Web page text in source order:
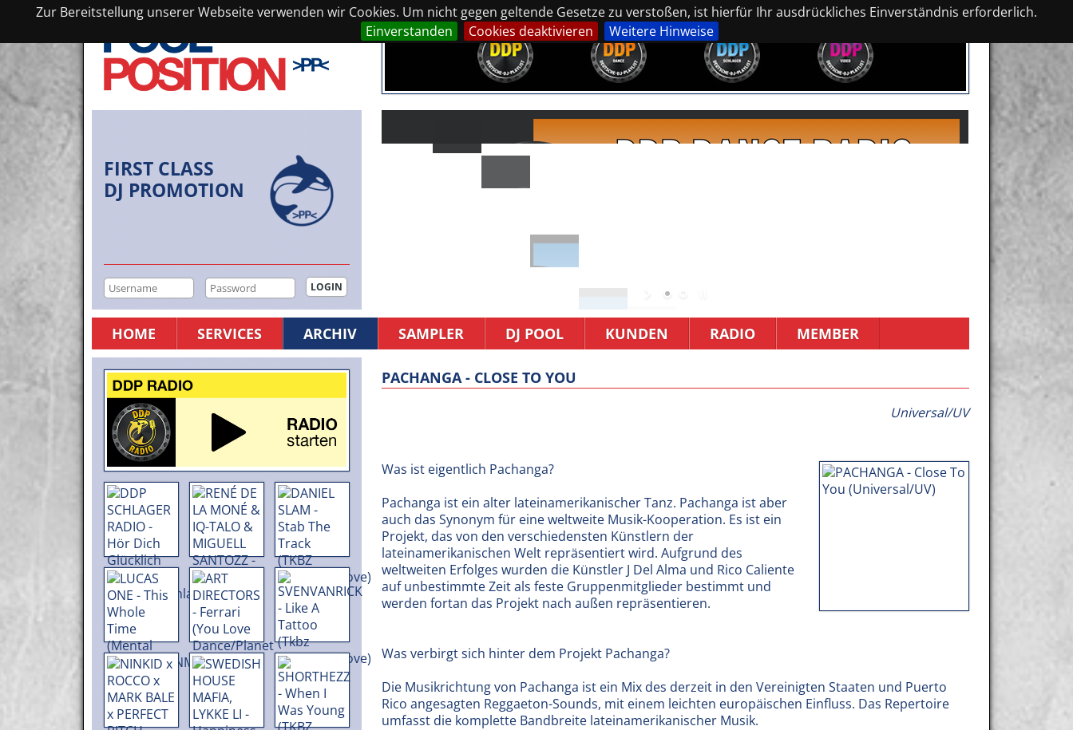
Zur Bereitstellung unserer Webseite verwenden wir Cookies. Um nicht gegen geltende Gesetze zu verstoßen, ist hierfür Ihr ausdrückliches Einverständnis erforderlich.
Einverstanden
Cookies deaktivieren Weitere Hinweise
FIRST CLASS
DJ PROMOTION
HOME SERVICES ARCHIV SAMPLER DJ POOL KUNDEN RADIO MEMBER
PACHANGA - CLOSE TO YOU
Universal/UV
Was ist eigentlich Pachanga?
Pachanga ist ein alter lateinamerikanischer Tanz. Pachanga ist aber
auch das Synonym für eine weltweite Musik-Kooperation. Es ist ein
Projekt, das von den verschiedensten Künstlern der
lateinamerikanischen Welt repräsentiert wird. Aufgrund des
weltweiten Erfolges wurden die Künstler J Del Alma und Rico Caliente
auf unbestimmte Zeit als feste Gruppenmitglieder bestimmt und
werden fortan das Projekt nach außen repräsentieren.
Was verbirgt sich hinter dem Projekt Pachanga?
Die Musikrichtung von Pachanga ist ein Mix des derzeit in den Vereinigten Staaten und Puerto
Rico angesagten Reggaeton-Sounds, mit einem leichten europäischen Einfluss. Das Repertoire
umfasst die komplette Bandbreite lateinamerikanischer Musik.